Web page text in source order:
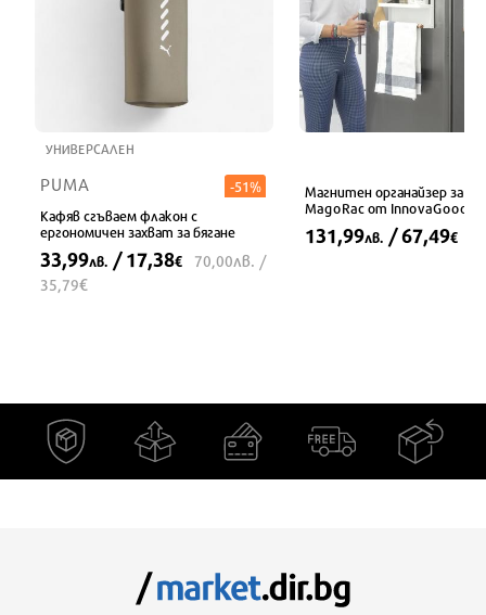
УНИВЕРСАЛЕН
PUMA
-51%
Кафяв сгъваем флакон с
ергономичен захват за бягане
33,99лв. / 17,38€ 70,00лв. /
35,79€
Магнитен органайзер за
MagoRac от InnovaGoods
131,99лв. / 67,49€